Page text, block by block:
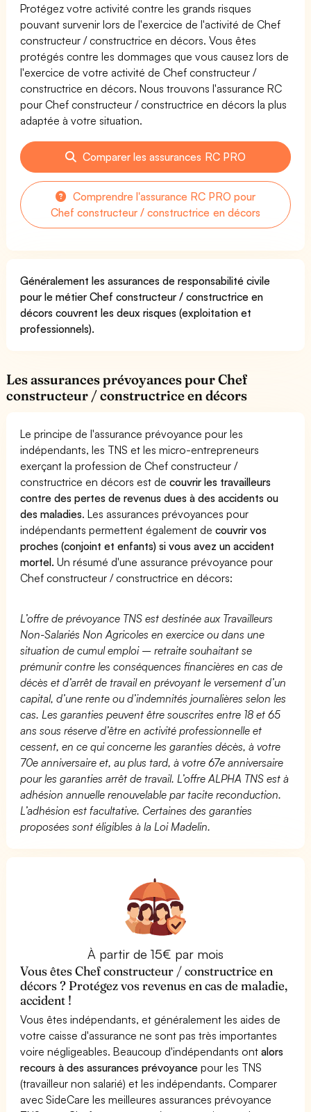
Protégez votre activité contre les grands risques
pouvant survenir lors de l'exercice de l'activité de Chef
constructeur / constructrice en décors. Vous êtes
protégés contre les dommages que vous causez lors de
l'exercice de votre activité de Chef constructeur /
constructrice en décors. Nous trouvons l'assurance RC
pour Chef constructeur / constructrice en décors la plus
adaptée à votre situation.
Comparer les assurances RC PRO
Comprendre l'assurance RC PRO pour
Chef constructeur / constructrice en décors
Généralement les assurances de responsabilité civile
pour le métier Chef constructeur / constructrice en
décors couvrent les deux risques (exploitation et
professionnels).
Les assurances prévoyances pour Chef
constructeur / constructrice en décors
Le principe de l'assurance prévoyance pour les
indépendants, les TNS et les micro-entrepreneurs
exerçant la profession de Chef constructeur /
constructrice en décors est decouvrir les travailleurs
contre des pertes de revenus dues à des accidents ou
des maladies. Les assurances prévoyances pour
indépendants permettent également decouvrir vos
proches (conjoint et enfants) si vous avez un accident
mortel. Un résumé d'une assurance prévoyance pour
Chef constructeur / constructrice en décors:
L’offre de prévoyance TNS est destinée aux Travailleurs
Non-Salariés Non Agricoles en exercice ou dans une
situation de cumul emploi – retraite souhaitant se
prémunir contre les conséquences financières en cas de
décès et d’arrêt de travail en prévoyant le versement d’un
capital, d’une rente ou d’indemnités journalières selon les
cas. Les garanties peuvent être souscrites entre 18 et 65
ans sous réserve d’être en activité professionnelle et
cessent, en ce qui concerne les garanties décès, à votre
70e anniversaire et, au plus tard, à votre 67e anniversaire
pour les garanties arrêt de travail. L’offre ALPHA TNS est à
adhésion annuelle renouvelable par tacite reconduction.
L’adhésion est facultative. Certaines des garanties
proposées sont éligibles à la Loi Madelin.
À partir de 15€ par mois
Vous êtes Chef constructeur / constructrice en
décors ? Protégez vos revenus en cas de maladie,
accident !
Vous êtes indépendants, et généralement les aides de
votre caisse d'assurance ne sont pas très importantes
voire négligeables. Beaucoup d'indépendants ontalors
recours à des assurances prévoyance pour les TNS
(travailleur non salarié) et les indépendants. Comparer
avec SideCare les meilleures assurances prévoyance